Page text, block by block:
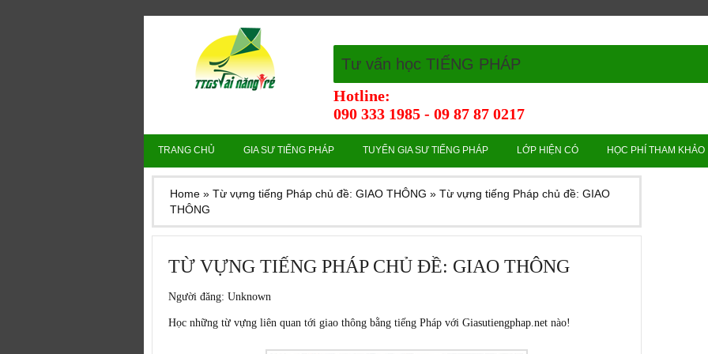
Tư vấn học TIẾNG PHÁP
Hotline:
090 333 1985 - 09 87 87 0217
TRANG CHỦ GIA SƯ TIẾNG PHÁP TUYỂN GIA SƯ TIẾNG PHÁP LỚP HIỆN CÓ HỌC PHÍ THAM KHẢO
Home » Từ vựng tiếng Pháp chủ đề: GIAO THÔNG » Từ vựng tiếng Pháp chủ đề: GIAO
THÔNG
TỪ VỰNG TIẾNG PHÁP CHỦ ĐỀ: GIAO THÔNG
Người đăng: Unknown
Học những từ vựng liên quan tới giao thông bằng tiếng Pháp với Giasutiengphap.net nào!